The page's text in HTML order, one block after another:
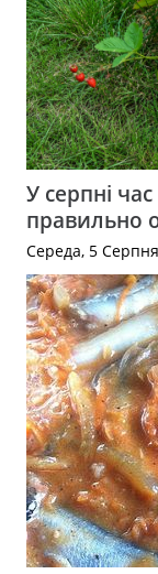
У серпні
правильно
Середа, 5